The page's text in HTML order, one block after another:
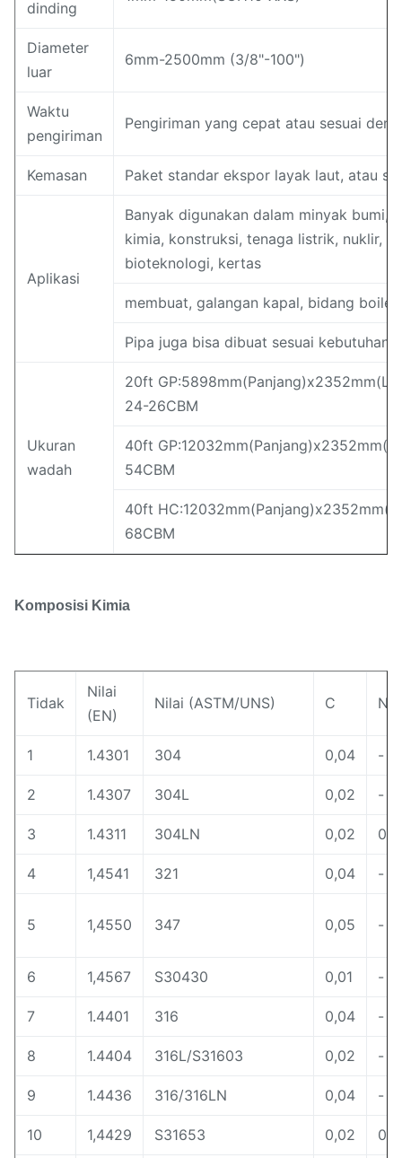
dinding
Diameter
luar
6mm-2500mm (3/8"-100")
Waktu
pengiriman
Pengiriman yang cepat atau sesuai
Kemasan Paket standar ekspor layak laut, atau
Aplikasi
Banyak digunakan dalam minyak bumi,
kimia, konstruksi, tenaga listrik, nuklir,
bioteknologi, kertas
membuat, galangan kapal, bidang boiler.
Pipa juga bisa dibuat sesuai kebutuhan
Ukuran
wadah
20ft
24-26CBM
40ft
54CBM
40ft
68CBM
Komposisi Kimia
Tidak
Nilai
(EN)
Nilai (ASTM/UNS) C N
1 1.4301 304 0,04 -
2 1.4307 304L 0,02 -
3 1.4311 304LN 0,02
4 1,4541 321 0,04 -
5 1,4550 347 0,05 -
6 1,4567 S30430 0,01 -
7 1.4401 316 0,04 -
8 1.4404 316L/S31603 0,02 -
9 1.4436 316/316LN 0,04 -
10 1,4429 S31653 0,02